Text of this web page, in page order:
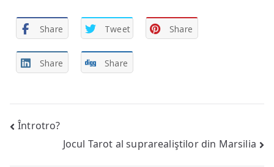
Share Tweet Share
Share Share
Post
navigation
Întrotro?
Jocul Tarot al suprarealiştilor din Marsilia